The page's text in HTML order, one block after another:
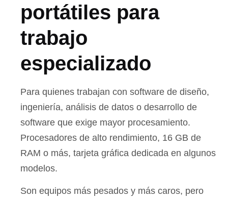
portátiles para
trabajo
especializado
Para quienes trabajan con software de diseño,
ingeniería, análisis de datos o desarrollo de
software que exige mayor procesamiento.
Procesadores de alto rendimiento, 16 GB de
RAM o más, tarjeta gráfica dedicada en algunos
modelos.
Son equipos más pesados y más caros, pero